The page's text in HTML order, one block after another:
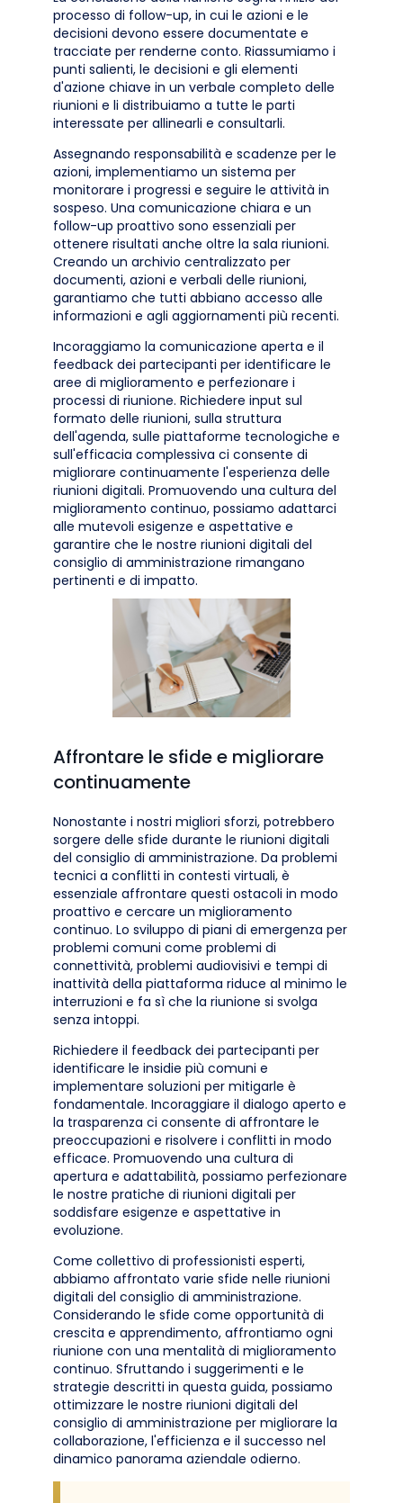
processo di follow-up, in cui le azioni e le
decisioni devono essere documentate e
tracciate per renderne conto. Riassumiamo i
punti salienti, le decisioni e gli elementi
d'azione chiave in un verbale completo delle
riunioni e li distribuiamo a tutte le parti
interessate per allinearli e consultarli.
Assegnando responsabilità e scadenze per le
azioni, implementiamo un sistema per
monitorare i progressi e seguire le attività in
sospeso. Una comunicazione chiara e un
follow-up proattivo sono essenziali per
ottenere risultati anche oltre la sala riunioni.
Creando un archivio centralizzato per
documenti, azioni e verbali delle riunioni,
garantiamo che tutti abbiano accesso alle
informazioni e agli aggiornamenti più recenti.
Incoraggiamo la comunicazione aperta e il
feedback dei partecipanti per identificare le
aree di miglioramento e perfezionare i
processi di riunione. Richiedere input sul
formato delle riunioni, sulla struttura
dell'agenda, sulle piattaforme tecnologiche e
sull'efficacia complessiva ci consente di
migliorare continuamente l'esperienza delle
riunioni digitali. Promuovendo una cultura del
miglioramento continuo, possiamo adattarci
alle mutevoli esigenze e aspettative e
garantire che le nostre riunioni digitali del
consiglio di amministrazione rimangano
pertinenti e di impatto.
Affrontare le sfide e migliorare
continuamente
Nonostante i nostri migliori sforzi, potrebbero
sorgere delle sfide durante le riunioni digitali
del consiglio di amministrazione. Da problemi
tecnici a conflitti in contesti virtuali, è
essenziale affrontare questi ostacoli in modo
proattivo e cercare un miglioramento
continuo. Lo sviluppo di piani di emergenza per
problemi comuni come problemi di
connettività, problemi audiovisivi e tempi di
inattività della piattaforma riduce al minimo le
interruzioni e fa sì che la riunione si svolga
senza intoppi.
Richiedere il feedback dei partecipanti per
identificare le insidie più comuni e
implementare soluzioni per mitigarle è
fondamentale. Incoraggiare il dialogo aperto e
la trasparenza ci consente di affrontare le
preoccupazioni e risolvere i conflitti in modo
efficace. Promuovendo una cultura di
apertura e adattabilità, possiamo perfezionare
le nostre pratiche di riunioni digitali per
soddisfare esigenze e aspettative in
evoluzione.
Come collettivo di professionisti esperti,
abbiamo affrontato varie sfide nelle riunioni
digitali del consiglio di amministrazione.
Considerando le sfide come opportunità di
crescita e apprendimento, affrontiamo ogni
riunione con una mentalità di miglioramento
continuo. Sfruttando i suggerimenti e le
strategie descritti in questa guida, possiamo
ottimizzare le nostre riunioni digitali del
consiglio di amministrazione per migliorare la
collaborazione, l'efficienza e il successo nel
dinamico panorama aziendale odierno.